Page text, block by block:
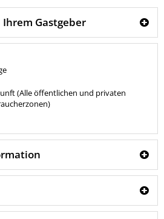
Gastgeber
(Alle öffentlichen und privaten